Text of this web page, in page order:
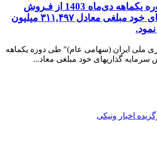
“ونیـکی” طـی دوره یکماهه دی‌ماه 1403 از فـروش
سـرمایه گذاری های خود مبلغی معادل ۳۱۱,۴۹۷ میلیون
ملی ایران (سهامی عام)" طی دوره یکماهه
اخبار ونیکی